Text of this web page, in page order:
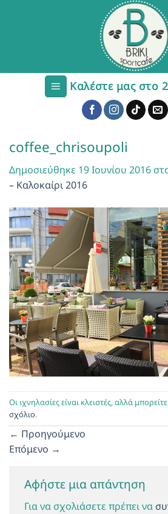
Καλέστε μας στο
coffee_chrisoupoli
Δημοσιεύθηκε 19 Ιουνίου 2016
– Καλοκαίρι 2016
Οι ιχνηλασίες είναι κλειστές, αλλά
σχόλιο.
← Προηγούμενο
Επόμενο →
Αφήστε μια απάντηση
Για να σχολιάσετε πρέπει να